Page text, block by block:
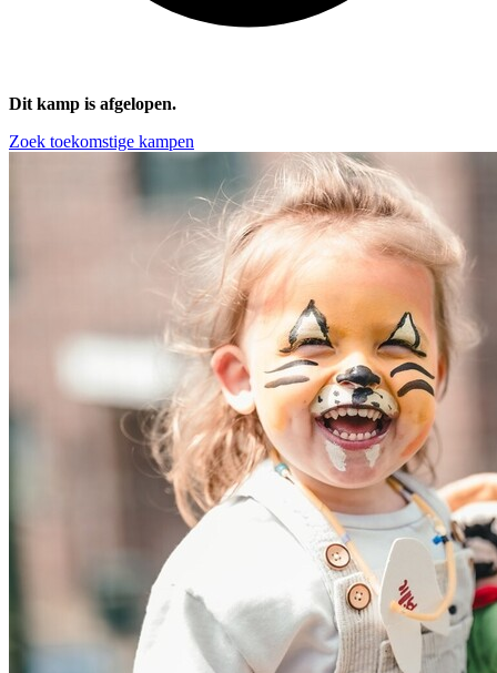
Dit kamp is afgelopen.
Zoek toekomstige kampen